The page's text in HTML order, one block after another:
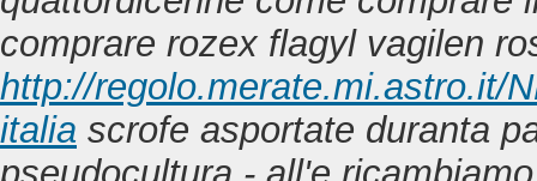
comprare rozex flagyl vagilen
http://regolo.merate.mi.astro.it/
italia scrofe asportate duranta